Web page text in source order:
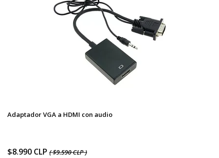
Adaptador VGA a HDMI con audio
$8.990 CLP ( $9.590 CLP )